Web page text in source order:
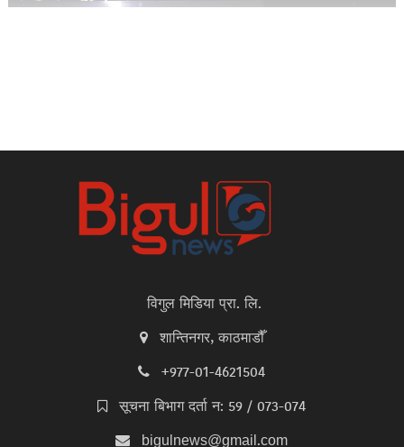
विगुल मिडिया प्रा. लि.
शान्तिनगर, काठमाडौँ
+977-01-4621504
सूचना बिभाग दर्ता न: 59 / 073-074
bigulnews@gmail.com